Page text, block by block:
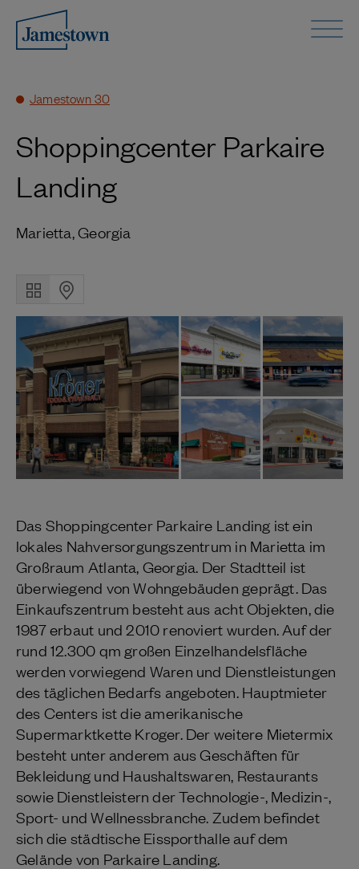
Jamestown 30
Shoppingcenter Parkaire
Landing
Marietta, Georgia
Das Shoppingcenter Parkaire Landing ist ein
lokales Nahversorgungszentrum in Marietta im
Großraum Atlanta, Georgia. Der Stadtteil ist
überwiegend von Wohngebäuden geprägt. Das
Einkaufszentrum besteht aus acht Objekten, die
1987 erbaut und 2010 renoviert wurden. Auf der
rund 12.300 qm großen Einzelhandelsfläche
werden vorwiegend Waren und Dienstleistungen
des täglichen Bedarfs angeboten. Hauptmieter
des Centers ist die amerikanische
Supermarktkette Kroger. Der weitere Mietermix
besteht unter anderem aus Geschäften für
Bekleidung und Haushaltswaren, Restaurants
sowie Dienstleistern der Technologie-, Medizin-,
Sport- und Wellnessbranche. Zudem befindet
sich die städtische Eissporthalle auf dem
Gelände von Parkaire Landing.